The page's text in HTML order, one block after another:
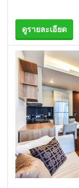
ดูรายละเอียด